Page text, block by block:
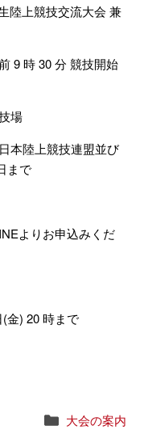
陸上競技交流⼤会 兼
9 時 30 分 競技開始
場
本陸上競技連盟並び
まで
よりお申込みくだ
⾦) 20 時まで
Categories
大会の案内